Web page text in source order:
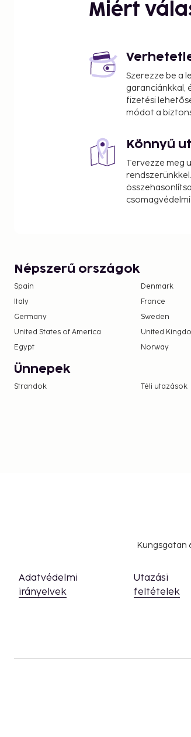
Miért
Szerezze be a
garanciánkkal,
fizetési
módot a
Könnyű
Tervezze meg
Népszerű országok
Spain Denmark
Italy
France
Germany
Sweden
United States of America
United
Egypt
Norway
Ünnepek
Strandok Téli utazások
Kungsgatan
Adatvédelmi
irányelvek
Utazási
feltételek